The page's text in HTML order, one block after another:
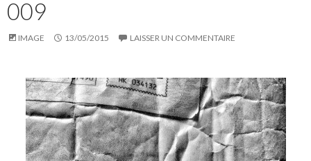
009
IMAGE 13/05/2015 LAISSER UN COMMENTAIRE